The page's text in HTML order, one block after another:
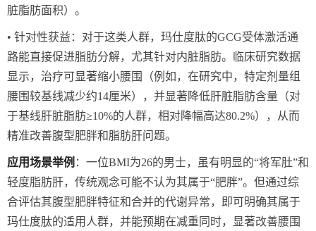
脏脂肪面积）。
• 针对性获益：对于这类人群，玛仕度肽的GCG受体激活通
路能直接促进脂肪分解，尤其针对内脏脂肪。临床研究数据
显示，治疗可显著缩小腰围（例如，在研究中，特定剂量组
腰围较基线减少约14厘米），并显著降低肝脏脂肪含量（对
于基线肝脏脂肪≥10%的人群，相对降幅高达80.2%），从而
精准改善腹型肥胖和脂肪肝问题。
应用场景举例 ：一位BMI为26的男士，虽有明显的“将军肚”和
轻度脂肪肝，传统观念可能不认为其属于“肥胖”。但通过综
合评估其腹型肥胖特征和合并的代谢异常，即可明确其属于
玛仕度肽的适用人群，并能预期在减重同时，显著改善腰围